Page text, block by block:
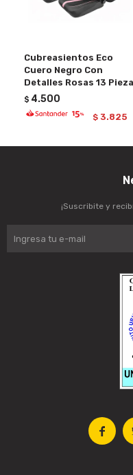
Cubreasientos Eco
Cuero Negro Con
Detalles Rosas 13
$ 4.500
$ 3.825

¡Suscribite y